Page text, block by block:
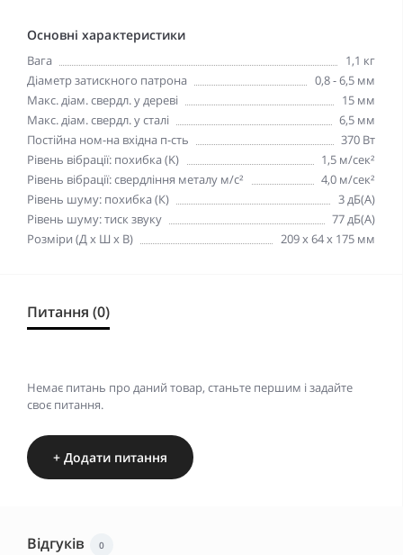
Основні характеристики
Вага
1,1 кг
Діаметр затискного патрона
0,8 - 6,5 мм
Макс. діам. свердл. у дереві
15 мм
Макс. діам. свердл. у сталі
6,5 мм
Постійна ном-на вхідна п-сть
370 Вт
Рівень вібрації: похибка (K)
1,5 м/сек²
Рівень вібрації: свердління металу м/с²
4,0 м/сек²
Рівень шуму: похибка (К)
3 дБ(A)
Рівень шуму: тиск звуку
77 дБ(A)
Розміри (Д х Ш х В)
209 x 64 x 175 мм
Питання (0)
Немає питань про даний товар, станьте першим і задайте
своє питання.
+ Додати питання
Відгуків 0